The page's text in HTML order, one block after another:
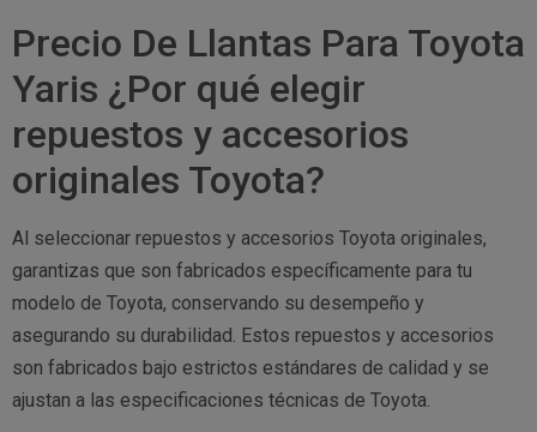
Precio De Llantas Para Toyota
Yaris ¿Por qué elegir
repuestos y accesorios
originales Toyota?
Al seleccionar repuestos y accesorios Toyota originales,
garantizas que son fabricados específicamente para tu
modelo de Toyota, conservando su desempeño y
asegurando su durabilidad. Estos repuestos y accesorios
son fabricados bajo estrictos estándares de calidad y se
ajustan a las especificaciones técnicas de Toyota.